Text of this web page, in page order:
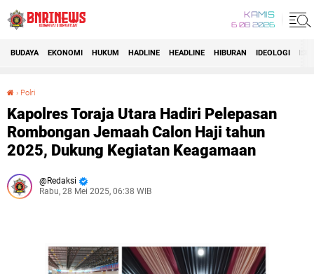
KAMIS
6 08 2026
BUDAYA EKONOMI HUKUM HADLINE HEADLINE HIBURAN IDEOLOGI
› Polri
Kapolres Toraja Utara Hadiri Pelepasan
Rombongan Jemaah Calon Haji tahun
2025, Dukung Kegiatan Keagamaan
Redaksi
Rabu, 28 Mei 2025, 06:38 WIB